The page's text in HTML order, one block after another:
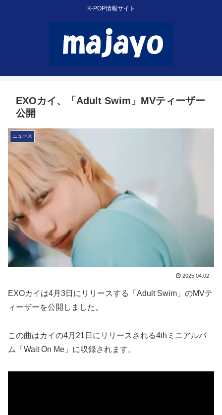
K-POP情報サイト
EXOカイ、「Adult Swim」MVティーザー
公開
ニュース
2025.04.02
EXOカイは4月3日にリリースする「Adult Swim」のMVテ
ィーザーを公開しました。
この曲はカイの4月21日にリリースされる4thミニアルバ
ム「Wait On Me」に収録されます。